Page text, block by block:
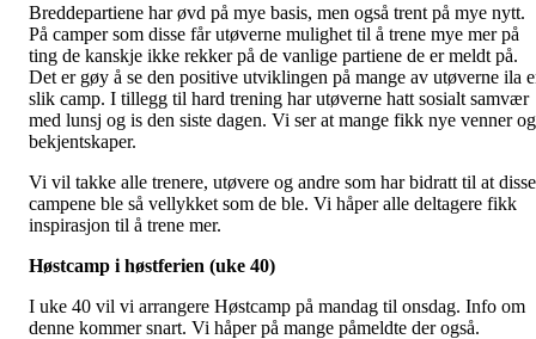
Breddepartiene har øvd på mye basis, men også trent på mye nytt.
På camper som disse får utøverne mulighet til å trene mye mer på
ting de kanskje ikke rekker på de vanlige partiene de er meldt på.
Det er gøy å se den positive utviklingen på mange av utøverne ila
slik camp. I tillegg til hard trening har utøverne hatt sosialt samvær
med lunsj og is den siste dagen. Vi ser at mange fikk nye venner og
bekjentskaper.
Vi vil takke alle trenere, utøvere og andre som har bidratt til at disse
campene ble så vellykket som de ble. Vi håper alle deltagere fikk
inspirasjon til å trene mer.
Høstcamp i høstferien (uke 40)
I uke 40 vil vi arrangere Høstcamp på mandag til onsdag. Info om
denne kommer snart. Vi håper på mange påmeldte der også.